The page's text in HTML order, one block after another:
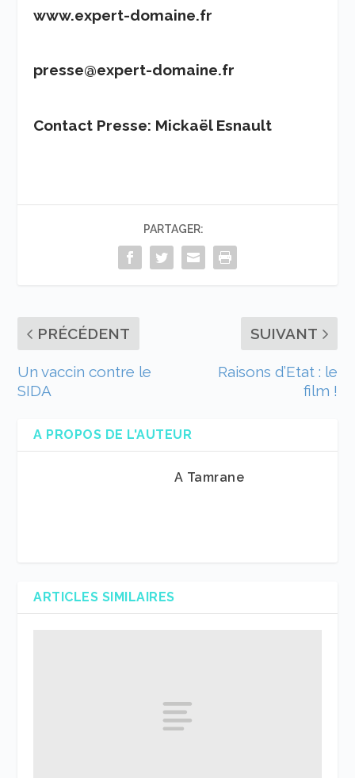
www.expert-domaine.fr
presse@expert-domaine.fr
Contact Presse: Mickaël Esnault
PARTAGER:
PRÉCÉDENT
Un vaccin contre le
SIDA
SUIVANT
Raisons d’Etat : le
film !
A PROPOS DE L'AUTEUR
A Tamrane
ARTICLES SIMILAIRES